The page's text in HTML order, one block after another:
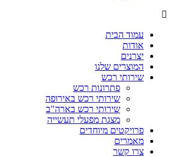
עמוד הבית
אודות
יצרנים
המוצרים שלנו
שירותי רכש
פתרונות רכש
שירותי רכש באירופה
שירותי רכש בארה"ב
מצגת מפעלי תעשייה
פרויקטים מיוחדים
מאמרים
צרו קשר